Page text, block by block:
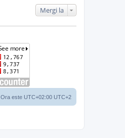
Mergi la
Ora este UTC+02:00 UTC+2